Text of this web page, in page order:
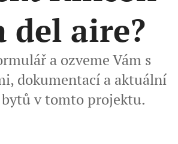
del aire?
a ozveme Vám s
dokumentací a aktuální
v tomto projektu.